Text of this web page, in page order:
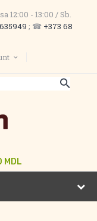
12:00 - 13:00 / Sb.
; ☎ +373 68
MDL